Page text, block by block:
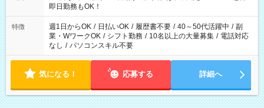
即日勤務もOK！
特徴 週1日からOK / 日払いOK / 履歴書不要 / 40～50代活躍中 / 副
業・WワークOK / シフト勤務 / 10名以上の大量募集 / 電話対応
なし / パソコンスキル不要
気になる！ 応募する 詳細へ